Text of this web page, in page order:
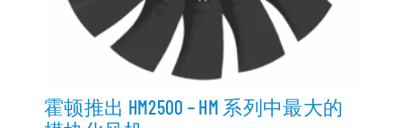
霍顿推出 HM2500 – HM 系列中最大的